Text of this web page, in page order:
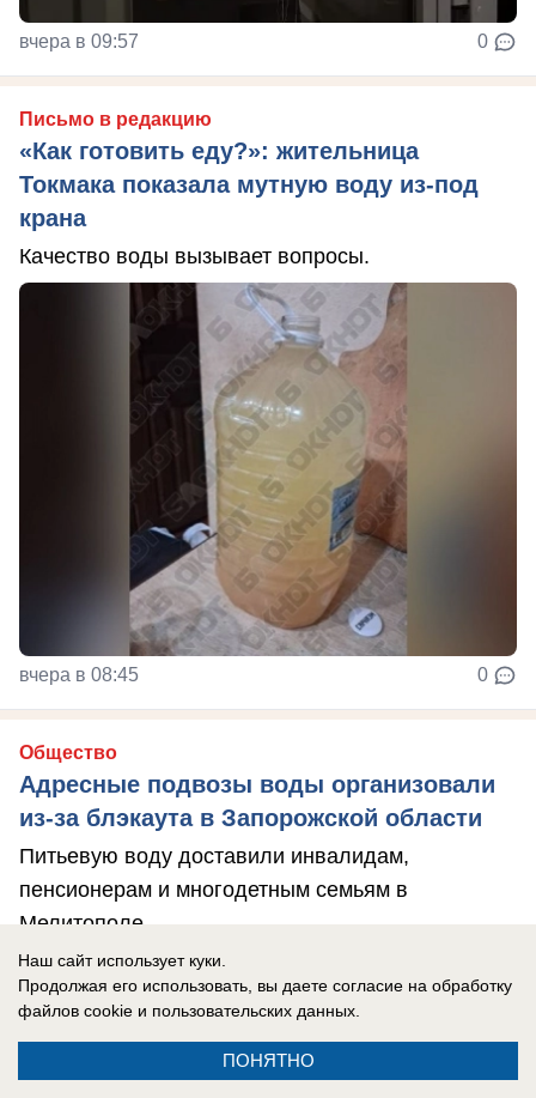
вчера в 09:57 0
Письмо в редакцию
«Как готовить еду?»: жительница
Токмака показала мутную воду из-под
крана
Качество воды вызывает вопросы.
вчера в 08:45 0
Общество
Адресные подвозы воды организовали
из-за блэкаута в Запорожской области
Питьевую воду доставили инвалидам,
пенсионерам и многодетным семьям в
Мелитополе.
Наш сайт использует куки.
Продолжая его использовать, вы даете согласие на обработку
файлов cookie и пользовательских данных.
ПОНЯТНО